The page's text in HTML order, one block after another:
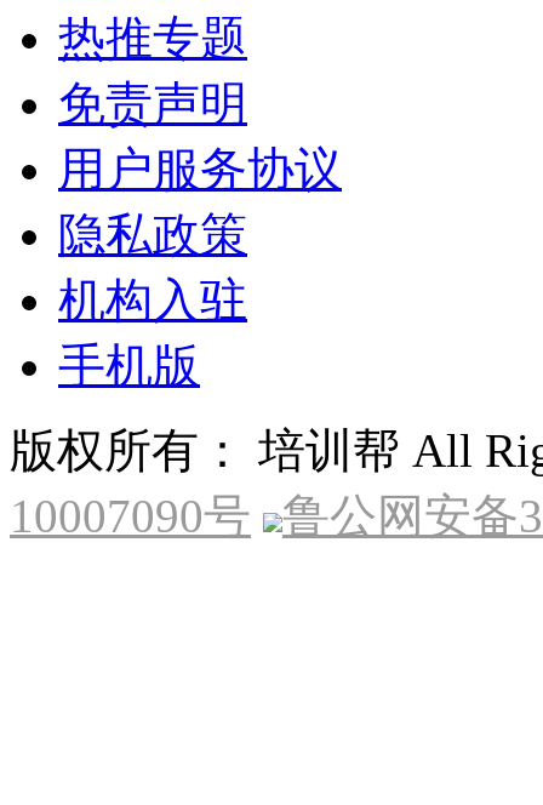
热推专题
免责声明
用户服务协议
隐私政策
机构入驻
手机版
版权所有： 培训帮 All
10007090号
鲁公网安备